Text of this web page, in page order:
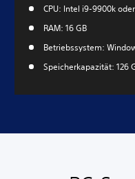
CPU: Intel i9-9900k
RAM: 16 GB
Betriebssystem:
Speicherkapazität: 126